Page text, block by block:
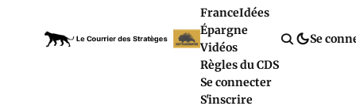
FranceIdées
Épargne
Vidéos
Règles du CDS
Se connecter
S'inscrire
Se